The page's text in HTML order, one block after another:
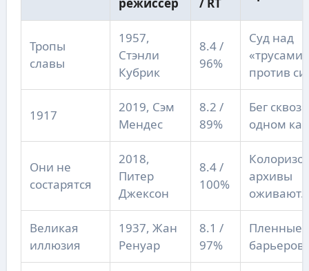
режиссер
/ RT
Тропы
славы
1957,
Стэнли
Кубрик
8.4 /
96%
Суд над
против
1917
2019, Сэм
Мендес
8.2 /
89%
Бег
одном
Они не
состарятся
2018,
Питер
Джексон
8.4 /
100%
архивы
оживают.
Великая
иллюзия
1937, Жан
Ренуар
8.1 /
97%
Пленные
барьеров